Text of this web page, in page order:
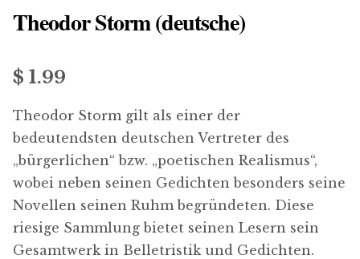
Updates
Contact Us
Complete Catalogue
Theodor Storm (deutsche)
$ 1.99
Theodor Storm gilt als einer der
bedeutendsten deutschen Vertreter des
„bürgerlichen“ bzw. „poetischen Realismus“,
wobei neben seinen Gedichten besonders seine
Novellen seinen Ruhm begründeten. Diese
riesige Sammlung bietet seinen Lesern sein
Gesamtwerk in Belletristik und Gedichten.